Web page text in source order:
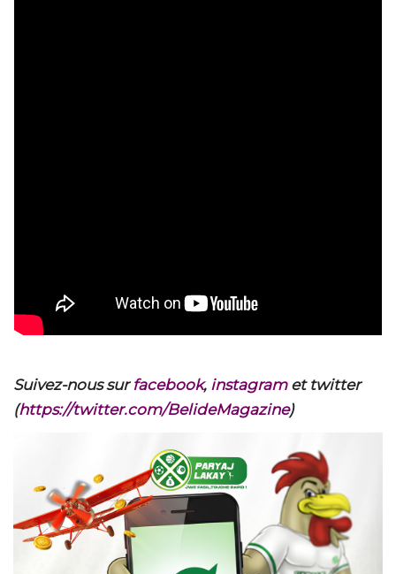
Suivez-nous sur facebook, instagramet twitter
(https://twitter.com/BelideMagazine)